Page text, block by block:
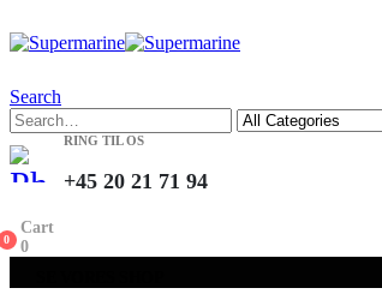
Search
RING TIL OS
+45 20 21 71 94
0
Cart
0